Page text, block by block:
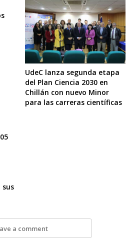
UdeC lanza segunda etapa
del Plan Ciencia 2030 en
Chillán con nuevo Minor
para las carreras científicas
sus
a comment